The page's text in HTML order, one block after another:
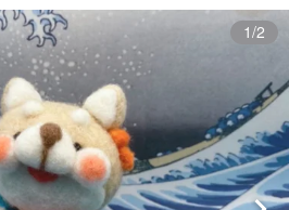
1/2